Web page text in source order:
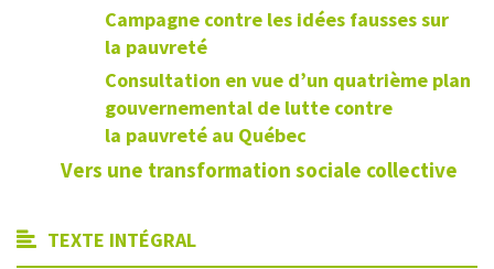
Campagne contre les idées fausses sur
la pauvreté
Consultation en vue d’un quatrième plan
gouvernemental de lutte contre
la pauvreté au Québec
Vers une transformation sociale collective
TEXTE INTÉGRAL